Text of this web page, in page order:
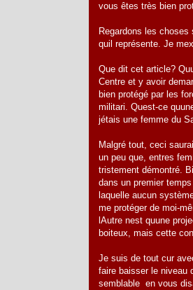
vous êtes très bien
Regardons les
quil représente. Je
Que dit cet article?
Centre et y avoir
bien protégé par les
militari. Quest-ce
jétais une femme du
Malgré tout, ceci
un peu que, entres
tristement démontré.
dans un premier
laquelle aucun
me protéger de moi-
lAutre nest quune
boiteux, mais cette
Je suis de tout cur
faire baisser le niveau
semblable en vous